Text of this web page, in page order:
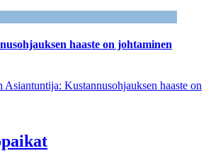
haaste on johtaminen
Asiantuntija: Kustannusohjauksen haaste on